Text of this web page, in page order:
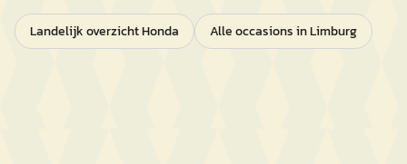
Landelijk overzichtHonda Alle occasions inLimburg